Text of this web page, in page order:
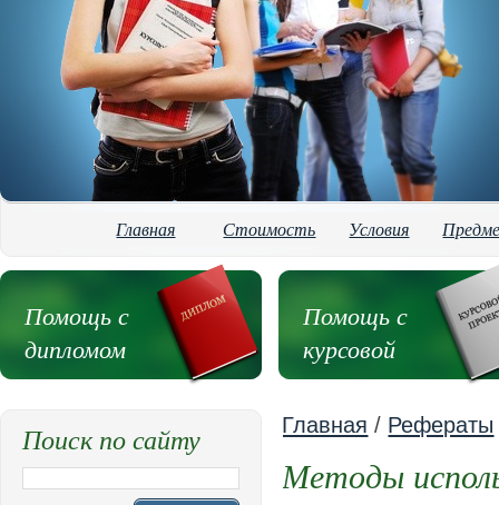
Главная Стоимость Условия
Помощь с
дипломом
Помощь с
курсовой
Главная / Рефераты
Методы
Поиск по сайту